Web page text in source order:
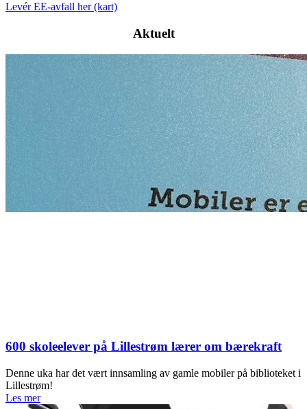
Levér EE-avfall her (kart)
Aktuelt
600 skoleelever på Lillestrøm lærer om bærekraft
Denne uka har det vært innsamling av gamle mobiler på biblioteket i
Lillestrøm!
Les mer